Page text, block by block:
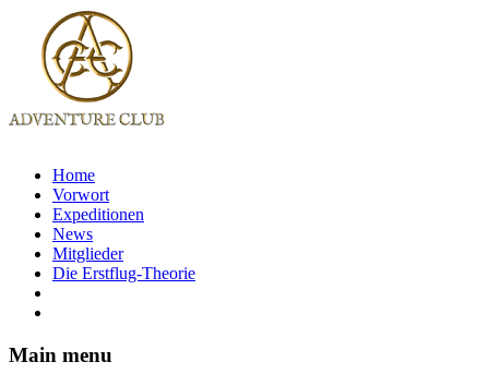
Home
Vorwort
Expeditionen
News
Mitglieder
Die Erstflug-Theorie
Main menu